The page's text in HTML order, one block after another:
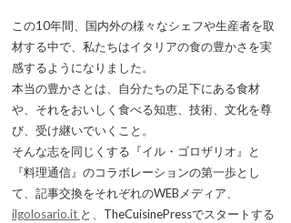
この10年間、国内外の様々なシェフや生産者を取
材する中で、私たちはイタリアの食の豊かさを実
感するようになりました。
本当の豊かさとは、自分たちの足下にある食材
や、それをおいしく食べる知恵、技術、文化を尊
び、受け継いでいくこと。
そんな志を同じくする『イル・ゴロザリオ』と
『料理通信』のコラボレーションの第一歩とし
て、記事交換をそれぞれのWEBメディア、
ilgolosario.it と、TheCuisinePressでスタートする